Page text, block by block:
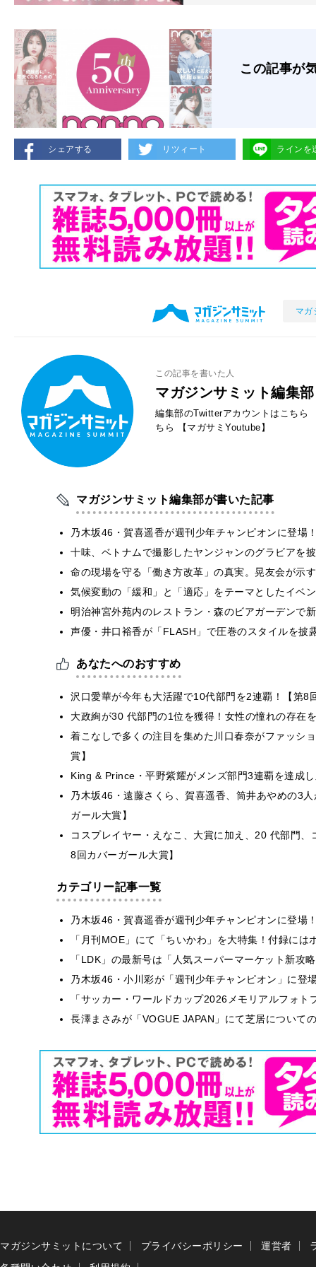
この記事が
シェアする リツィート ラインを
マガ
この記事を書いた人
マガジンサミット編集部
編集部のTwitterアカウントはこちら
ちら
【マガサミYoutube】
マガジンサミット編集部が書いた記事
乃木坂46・賀喜遥香が週刊少年チャンピオンに登
十味、ベトナムで撮影したヤンジャンのグラビアを
命の現場を守る「働き方改革」の真実。晃友会が示
気候変動の「緩和」と「適応」をテーマとしたイベ
明治神宮外苑内のレストラン・森のビアガーデンで
声優・井口裕香が「FLASH」で圧巻のスタイルを
あなたへのおすすめ
沢口愛華が今年も大活躍で10代部門を2連覇！【第8
大政絢が30 代部門の1位を獲得！女性の憧れの存在
着こなしで多くの注目を集めた川口春奈がファッシ
賞】
King & Prince・平野紫耀がメンズ部門3連覇を達成
乃木坂46・遠藤さくら、賀喜遥香、筒井あやめの3
ガール大賞】
コスプレイヤー・えなこ、大賞に加え、20 代部門
8回カバーガール大賞】
カテゴリー記事一覧
乃木坂46・賀喜遥香が週刊少年チャンピオンに登
「月刊MOE」にて「ちいかわ」を大特集！付録に
「LDK」の最新号は「人気スーパーマーケット新
乃木坂46・小川彩が「週刊少年チャンピオン」に
「サッカー・ワールドカップ2026メモリアルフォ
長澤まさみが「VOGUE JAPAN」にて芝居について
マガジンサミットについて プライバシーポリシー 運営者